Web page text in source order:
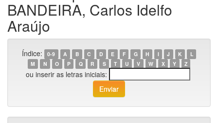
BANDEIRA, Carlos Idelfo
Araújo
Índice: 0-9 A B C D E F G H I J K
L
M
N O P Q R S T U V W X Y Z
ou inserir as letras iniciais: